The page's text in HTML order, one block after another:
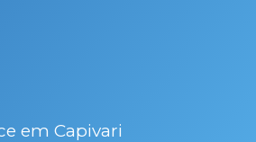
em Capivari